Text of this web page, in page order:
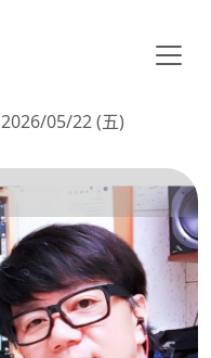
2026/05/22 (五)